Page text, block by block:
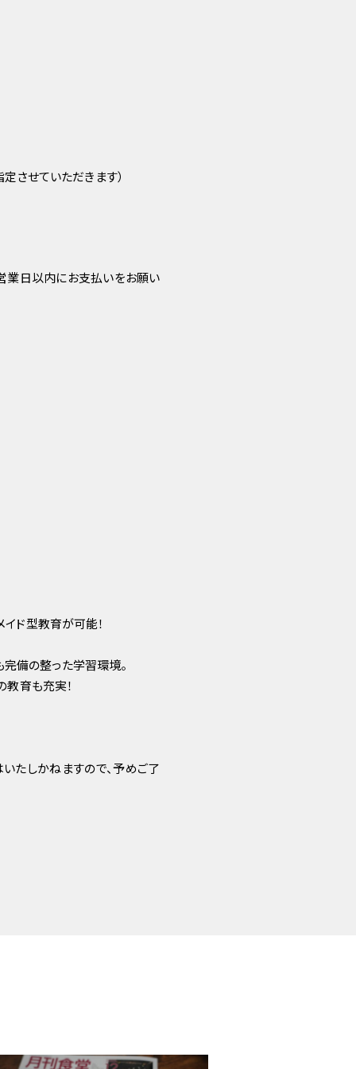
させていただきます）
業日以内にお支払いをお願い
ド型教育が可能！
備の整った学習環境。
育も充実！
たしかねますので、予めご了